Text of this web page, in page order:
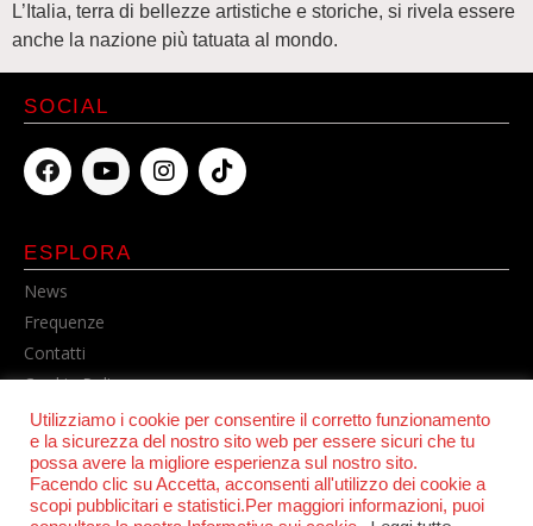
L’Italia, terra di bellezze artistiche e storiche, si rivela essere
anche la nazione più tatuata al mondo.
ESPLORA
News
Frequenze
Contatti
Cookie Policy
Privacy Policy
SOCIAL
Utilizziamo i cookie per consentire il corretto funzionamento
e la sicurezza del nostro sito web per essere sicuri che tu
possa avere la migliore esperienza sul nostro sito.
Facendo clic su Accetta, acconsenti all'utilizzo dei cookie a
scopi pubblicitari e statistici.Per maggiori informazioni, puoi